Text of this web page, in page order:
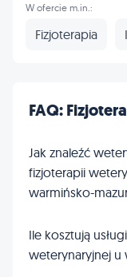
W ofercie m.in.:
Fizjoterapia
FAQ:
Jak znaleźć
fizjoterapii
warmińsko-
Ile kosztują
weterynaryjnej u